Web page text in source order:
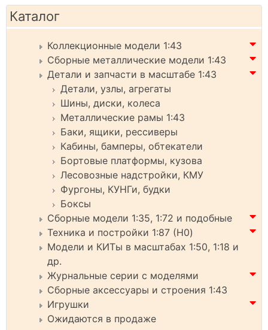
Каталог
Коллекционные модели 1:43
Сборные металлические модели 1:43
Детали и запчасти в масштабе 1:43
Детали, узлы, агрегаты
Шины, диски, колеса
Металлические рамы 1:43
Баки, ящики, рессиверы
Кабины, бамперы, обтекатели
Бортовые платформы, кузова
Лесовозные надстройки, КМУ
Фургоны, КУНГи, будки
Боксы
Сборные модели 1:35, 1:72 и подобные
Техника и постройки 1:87 (H0)
Модели и КИТы в масштабах 1:50, 1:18 и
др.
Журнальные серии с моделями
Сборные аксессуары и строения 1:43
Игрушки
Ожидаются в продаже